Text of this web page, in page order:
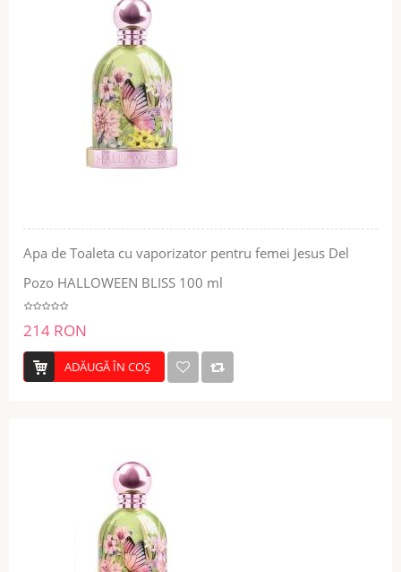
Apa de Toaleta cu vaporizator pentru femei Jesus Del
Pozo HALLOWEEN BLISS 100 ml
214 RON
ADĂUGĂ ÎN COŞ